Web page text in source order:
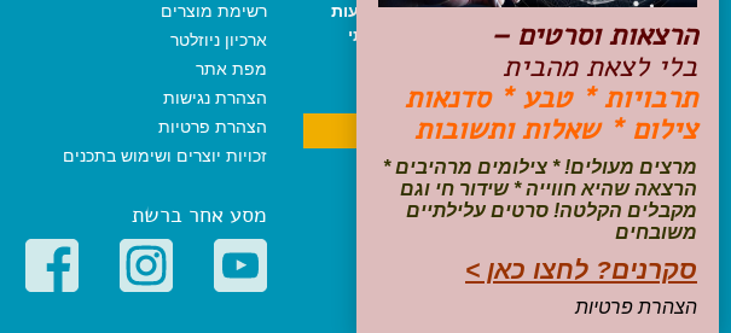
אני מאשר/ת קבלת ניוזלטר והודעות
שיווקיות, ומאשר/ת כי קראתי והסכמתי
לתקנון האתר ולמדיניות הפרטיות
ניתן לבטל את ההרשמה בכל עת
רשימת מוצרים
ארכיון ניוזלטר
מפת אתר
הצהרת נגישות
הצהרת פרטיות
זכויות יוצרים ושימוש בתכנים
מסע אחר ברשת
הרצאות וסרטים –
בלי לצאת מהבית
תרבויות * טבע * סדנאות
צילום * שאלות ותשובות
מרצים מעולים! * צילומים מרהיבים *
הרצאה שהיא חווייה * שידור חי וגם
מקבלים הקלטה! סרטים עלילתיים
משובחים
סקרנים? לחצו כאן >
הצהרת פרטיות